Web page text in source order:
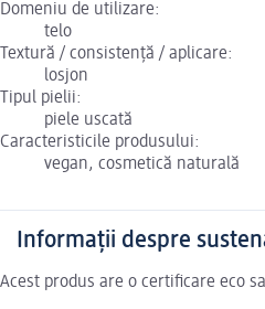
Domeniu de utilizare:
telo
Textură / consistență / aplicare:
losjon
Tipul pielii:
piele uscată
Caracteristicile produsului:
vegan, cosmetică naturală
Informații despre
Acest produs are o certificare eco